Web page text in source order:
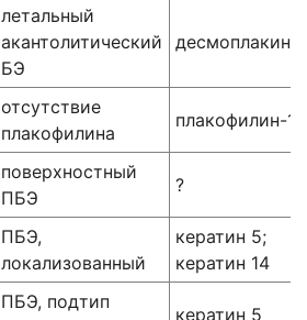
летальный
акантолитический
БЭ
десмоплакин
отсутствие
плакофилина
плакофилин-1
поверхностный
ПБЭ
?
ПБЭ,
локализованный
кератин 5;
кератин 14
ПБЭ, подтип
кератин 5